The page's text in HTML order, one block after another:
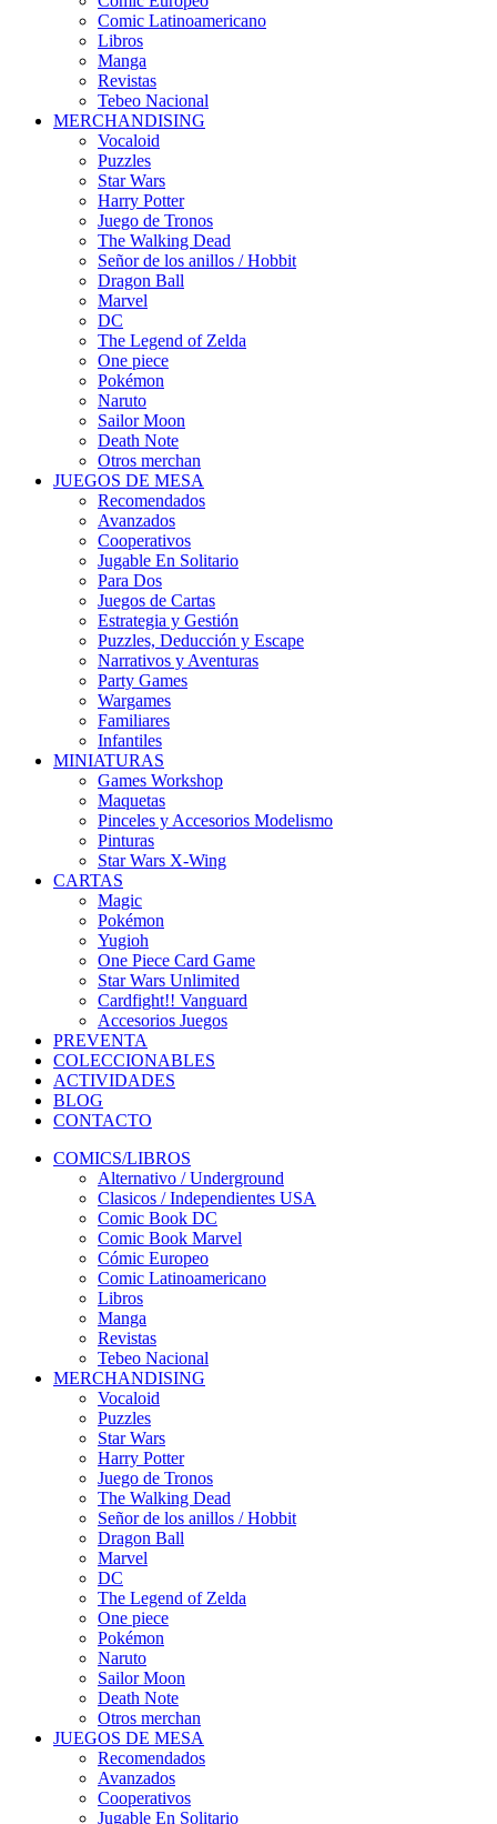
Comic Latinoamericano
Libros
Manga
Revistas
Tebeo Nacional
MERCHANDISING
Vocaloid
Puzzles
Star Wars
Harry Potter
Juego de Tronos
The Walking Dead
Señor de los anillos / Hobbit
Dragon Ball
Marvel
DC
The Legend of Zelda
One piece
Pokémon
Naruto
Sailor Moon
Death Note
Otros merchan
JUEGOS DE MESA
Recomendados
Avanzados
Cooperativos
Jugable En Solitario
Para Dos
Juegos de Cartas
Estrategia y Gestión
Puzzles, Deducción y Escape
Narrativos y Aventuras
Party Games
Wargames
Familiares
Infantiles
MINIATURAS
Games Workshop
Maquetas
Pinceles y Accesorios Modelismo
Pinturas
Star Wars X-Wing
CARTAS
Magic
Pokémon
Yugioh
One Piece Card Game
Star Wars Unlimited
Cardfight!! Vanguard
Accesorios Juegos
PREVENTA
COLECCIONABLES
ACTIVIDADES
BLOG
CONTACTO
COMICS/LIBROS
Alternativo / Underground
Clasicos / Independientes USA
Comic Book DC
Comic Book Marvel
Cómic Europeo
Comic Latinoamericano
Libros
Manga
Revistas
Tebeo Nacional
MERCHANDISING
Vocaloid
Puzzles
Star Wars
Harry Potter
Juego de Tronos
The Walking Dead
Señor de los anillos / Hobbit
Dragon Ball
Marvel
DC
The Legend of Zelda
One piece
Pokémon
Naruto
Sailor Moon
Death Note
Otros merchan
JUEGOS DE MESA
Recomendados
Avanzados
Cooperativos
Jugable En Solitario